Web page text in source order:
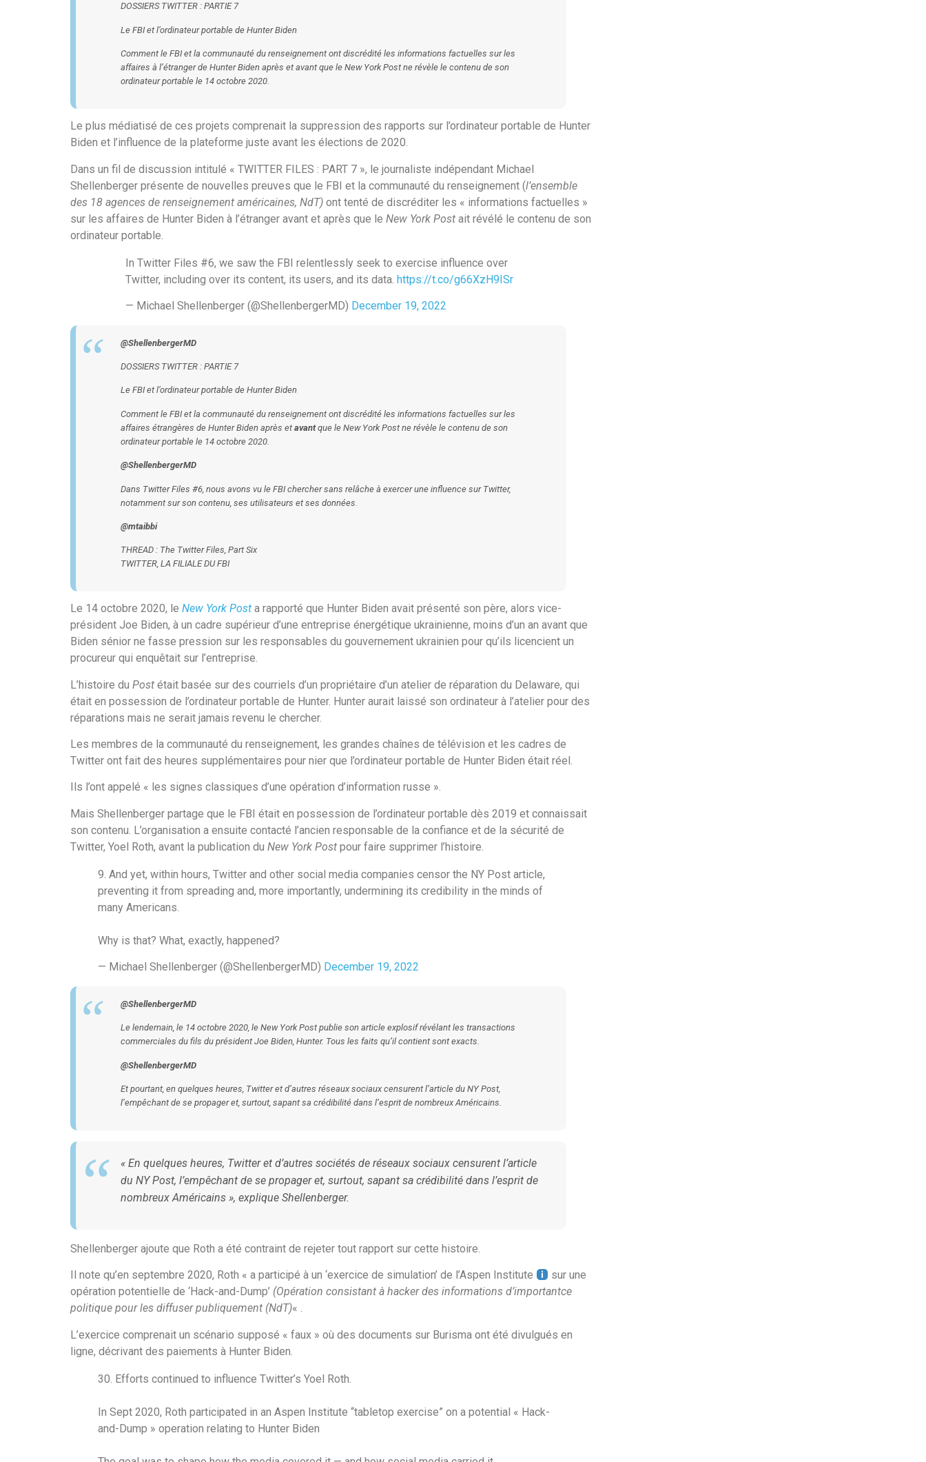
DOSSIERS TWITTER : PARTIE 7
Le FBI et l’ordinateur portable de Hunter Biden
Comment le FBI et la communauté du renseignement ont discrédité les informations factuelles sur les
affaires à l’étranger de Hunter Biden après et avant que le New York Post ne révèle le contenu de son
ordinateur portable le 14 octobre 2020.
Le plus médiatisé de ces projets comprenait la suppression des rapports sur l’ordinateur portable de Hunter
Biden et l’influence de la plateforme juste avant les élections de 2020.
Dans un fil de discussion intitulé « TWITTER FILES : PART 7 », le journaliste indépendant Michael
Shellenberger présente de nouvelles preuves que le FBI et la communauté du renseignement (l’ensemble
des 18 agences de renseignement américaines, NdT) ont tenté de discréditer les « informations factuelles »
sur les affaires de Hunter Biden à l’étranger avant et après que le New York Post ait révélé le contenu de son
ordinateur portable.
In Twitter Files #6, we saw the FBI relentlessly seek to exercise influence over
Twitter, including over its content, its users, and its data. https://t.co/g66XzH9ISr
— Michael Shellenberger (@ShellenbergerMD) December 19, 2022
@ShellenbergerMD
DOSSIERS TWITTER : PARTIE 7
Le FBI et l’ordinateur portable de Hunter Biden
Comment le FBI et la communauté du renseignement ont discrédité les informations factuelles sur les
affaires étrangères de Hunter Biden après et avantque le New York Post ne révèle le contenu de son
ordinateur portable le 14 octobre 2020.
@ShellenbergerMD
Dans Twitter Files #6, nous avons vu le FBI chercher sans relâche à exercer une influence sur Twitter,
notamment sur son contenu, ses utilisateurs et ses données.
@mtaibbi
THREAD : The Twitter Files, Part Six
TWITTER, LA FILIALE DU FBI
Le 14 octobre 2020, le New York Post a rapporté que Hunter Biden avait présenté son père, alors vice-
président Joe Biden, à un cadre supérieur d’une entreprise énergétique ukrainienne, moins d’un an avant que
Biden sénior ne fasse pression sur les responsables du gouvernement ukrainien pour qu’ils licencient un
procureur qui enquêtait sur l’entreprise.
L’histoire du Post était basée sur des courriels d’un propriétaire d’un atelier de réparation du Delaware, qui
était en possession de l’ordinateur portable de Hunter. Hunter aurait laissé son ordinateur à l’atelier pour des
réparations mais ne serait jamais revenu le chercher.
Les membres de la communauté du renseignement, les grandes chaînes de télévision et les cadres de
Twitter ont fait des heures supplémentaires pour nier que l’ordinateur portable de Hunter Biden était réel.
Ils l’ont appelé « les signes classiques d’une opération d’information russe ».
Mais Shellenberger partage que le FBI était en possession de l’ordinateur portable dès 2019 et connaissait
son contenu. L’organisation a ensuite contacté l’ancien responsable de la confiance et de la sécurité de
Twitter, Yoel Roth, avant la publication du New York Post pour faire supprimer l’histoire.
9. And yet, within hours, Twitter and other social media companies censor the NY Post article,
preventing it from spreading and, more importantly, undermining its credibility in the minds of
many Americans.
Why is that? What, exactly, happened?
— Michael Shellenberger (@ShellenbergerMD) December 19, 2022
@ShellenbergerMD
Le lendemain, le 14 octobre 2020, le New York Post publie son article explosif révélant les transactions
commerciales du fils du président Joe Biden, Hunter. Tous les faits qu’il contient sont exacts.
@ShellenbergerMD
Et pourtant, en quelques heures, Twitter et d’autres réseaux sociaux censurent l’article du NY Post
l’empêchant de se propager et, surtout, sapant sa crédibilité dans l’esprit de nombreux Américains.
« En quelques heures, Twitter et d’autres sociétés de réseaux sociaux censurent l’article
du NY Post, l’empêchant de se propager et, surtout, sapant sa crédibilité dans l’esprit de
nombreux Américains », explique Shellenberger.
Shellenberger ajoute que Roth a été contraint de rejeter tout rapport sur cette histoire.
Il note qu’en septembre 2020, Roth « a participé à un ‘exercice de simulation’ de l’Aspen Institute
sur une
opération potentielle de ‘Hack-and-Dump’ (Opération consistant à hacker des informations d’importantce
politique pour les diffuser publiquement (NdT)« .
L’exercice comprenait un scénario supposé « faux » où des documents sur Burisma ont été divulgués en
ligne, décrivant des paiements à Hunter Biden.
30. Efforts continued to influence Twitter’s Yoel Roth.
In Sept 2020, Roth participated in an Aspen Institute “tabletop exercise” on a potential « Hack-
and-Dump » operation relating to Hunter Biden